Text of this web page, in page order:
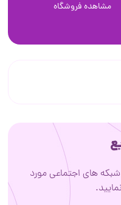
مشاهده فروشگاه
های اجتماعی مورد